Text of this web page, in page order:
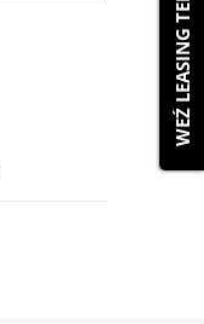
WEŹ LEASING TERAZ